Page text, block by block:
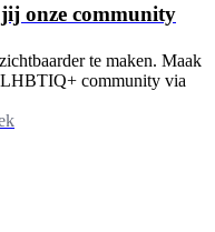
onze community
te maken. Maak
LHBTIQ+ community via